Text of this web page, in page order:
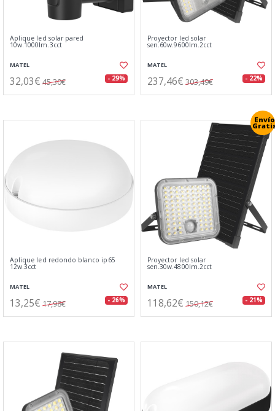
Aplique led solar pared
10w.1000lm.3cct
MATEL
32,03€ 45,30€ - 29%
Proyector led solar
sen.60w.9600lm.2cct
MATEL
237,46€ 303,49€ - 22%
Aplique led redondo blanco ip65
12w.3cct
MATEL
13,25€ 17,98€ - 26%
Envío
Proyector led solar
sen.30w.4800lm.2cct
MATEL
118,62€ 150,12€ - 21%